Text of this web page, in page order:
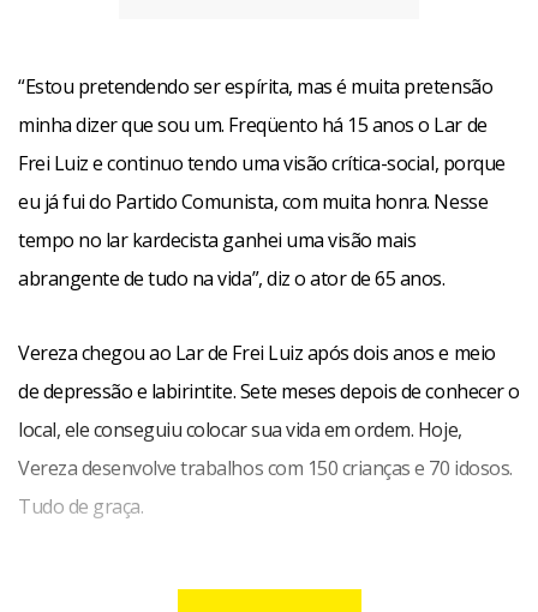
“Estou pretendendo ser espírita, mas é muita pretensão
minha dizer que sou um. Freqüento há 15 anos o Lar de
Frei Luiz e continuo tendo uma visão crítica-social, porque
eu já fui do Partido Comunista, com muita honra. Nesse
tempo no lar kardecista ganhei uma visão mais
abrangente de tudo na vida”, diz o ator de 65 anos.
Vereza chegou ao Lar de Frei Luiz após dois anos e meio
de depressão e labirintite. Sete meses depois de conhecer o
local, ele conseguiu colocar sua vida em ordem. Hoje,
Vereza desenvolve trabalhos com 150 crianças e 70 idosos.
Tudo de graça.